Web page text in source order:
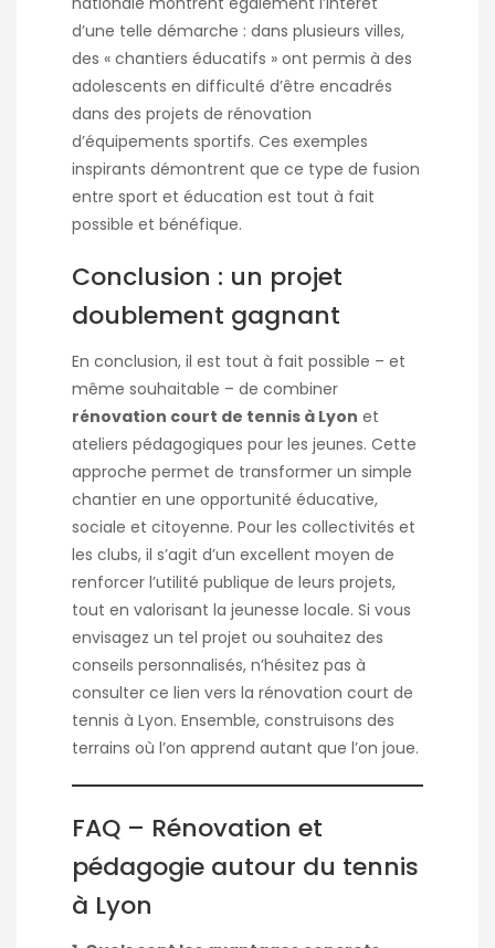
d’une telle démarche : dans plusieurs villes,
des « chantiers éducatifs » ont permis à des
adolescents en difficulté d’être encadrés
dans des projets de rénovation
d’équipements sportifs. Ces exemples
inspirants démontrent que ce type de fusion
entre sport et éducation est tout à fait
possible et bénéfique.
Conclusion : un projet
doublement gagnant
En conclusion, il est tout à fait possible – et
même souhaitable – de combiner
rénovation court de tennis à Lyon et
ateliers pédagogiques pour les jeunes. Cette
approche permet de transformer un simple
chantier en une opportunité éducative,
sociale et citoyenne. Pour les collectivités et
les clubs, il s’agit d’un excellent moyen de
renforcer l’utilité publique de leurs projets,
tout en valorisant la jeunesse locale. Si vous
envisagez un tel projet ou souhaitez des
conseils personnalisés, n’hésitez pas à
consulter ce lien vers la rénovation court de
tennis à Lyon. Ensemble, construisons des
terrains où l’on apprend autant que l’on joue.
FAQ – Rénovation et
pédagogie autour du tennis
à Lyon